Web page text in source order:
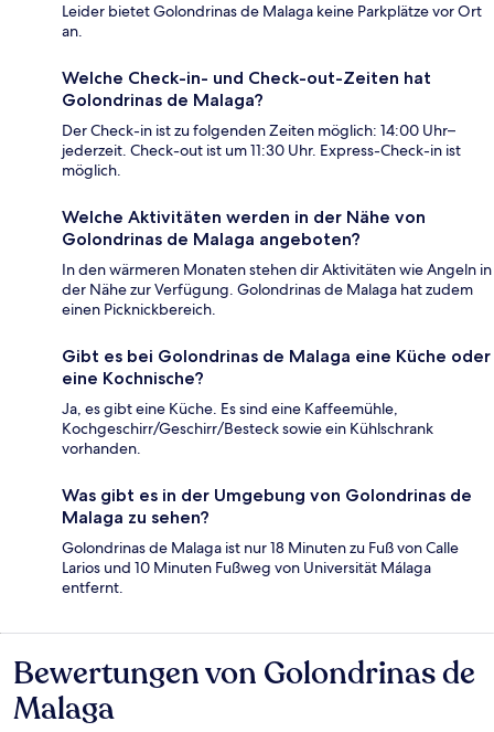
Leider bietet Golondrinas de Malaga keine Parkplätze vor Ort
an.
Welche Check-in- und Check-out-Zeiten hat
Golondrinas de Malaga?
Der Check-in ist zu folgenden Zeiten möglich: 14:00 Uhr–
jederzeit. Check-out ist um 11:30 Uhr. Express-Check-in ist
möglich.
Welche Aktivitäten werden in der Nähe von
Golondrinas de Malaga angeboten?
In den wärmeren Monaten stehen dir Aktivitäten wie Angeln in
der Nähe zur Verfügung. Golondrinas de Malaga hat zudem
einen Picknickbereich.
Gibt es bei Golondrinas de Malaga eine Küche oder
eine Kochnische?
Ja, es gibt eine Küche. Es sind eine Kaffeemühle,
Kochgeschirr/Geschirr/Besteck sowie ein Kühlschrank
vorhanden.
Was gibt es in der Umgebung von Golondrinas de
Malaga zu sehen?
Golondrinas de Malaga ist nur 18 Minuten zu Fuß von Calle
Larios und 10 Minuten Fußweg von Universität Málaga
entfernt.
Bewertungen
Bewertungen von Golondrinas de
Malaga